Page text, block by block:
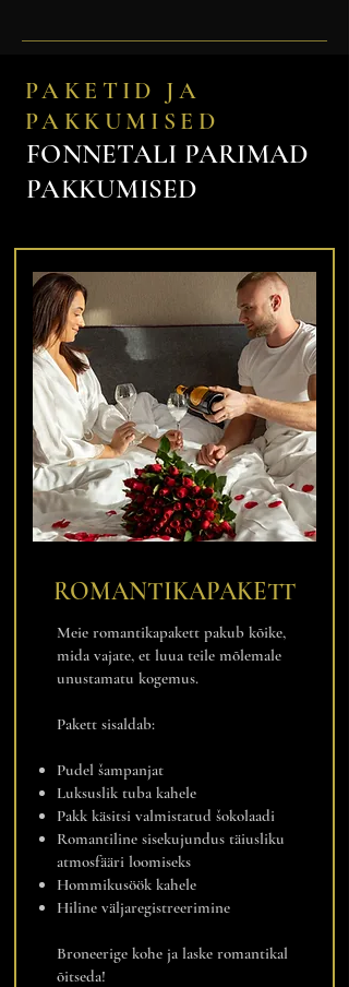
PAKETID JA
PAKKUMISED
FONNETALI PARIMAD
PAKKUMISED
ROMANTIKAPAKETT
Meie romantikapakett pakub kõike,
mida vajate, et luua teile mõlemale
unustamatu kogemus.
Pakett sisaldab:
Pudel šampanjat
Luksuslik tuba kahele
Pakk käsitsi valmistatud šokolaadi
Romantiline sisekujundus täiusliku
atmosfääri loomiseks
Hommikusöök kahele
Hiline väljaregistreerimine
Broneerige kohe ja laske romantikal
õitseda!